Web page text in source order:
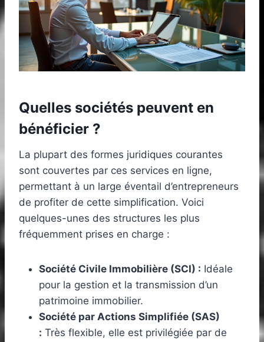
Quelles sociétés peuvent en
bénéficier ?
La plupart des formes juridiques courantes
sont couvertes par ces services en ligne,
permettant à un large éventail d’entrepreneurs
de profiter de cette simplification. Voici
quelques-unes des structures les plus
fréquemment prises en charge :
Société Civile Immobilière (SCI) : Idéale
pour la gestion et la transmission d’un
patrimoine immobilier.
Société par Actions Simplifiée (SAS)
: Très flexible, elle est privilégiée par de